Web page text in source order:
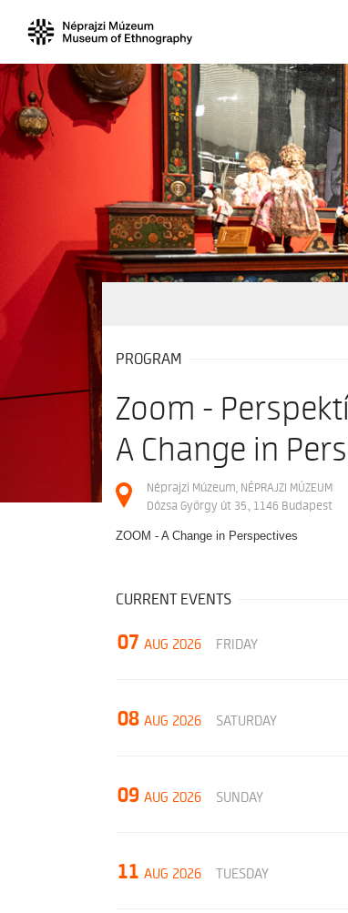
PROGRAM
Zoom -
A Change in
Néprajzi Múzeum, NÉPRAJZI MÚZEUM
Dózsa György út 35., 1146 Budapest
ZOOM - A Change in Perspectives
CURRENT EVENTS
07 AUG 2026 FRIDAY
08 AUG 2026 SATURDAY
09 AUG 2026 SUNDAY
11 AUG 2026 TUESDAY